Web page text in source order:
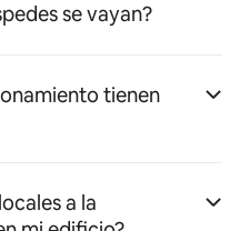
se vayan?
tienen
a la